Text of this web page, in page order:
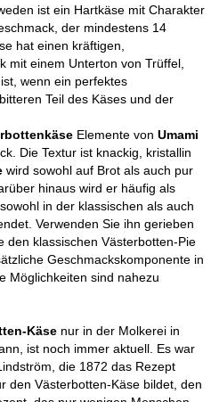
ist ein Hartkäse mit Charakter
der mindestens 14
hat einen kräftigen,
mit einem Unterton von Trüffel,
wenn ein perfektes
Teil des Käses und der
Elemente von Umami
Die Textur ist knackig, kristallin
wird sowohl auf Brot als auch pur
hinaus wird er häufig als
in der klassischen als auch
Verwenden Sie ihn gerieben
den klassischen Västerbotten-Pie
Geschmackskomponente in
Möglichkeiten sind nahezu
Käse nur in der Molkerei in
ist noch immer aktuell. Es war
die 1872 das Rezept
den Västerbotten-Käse bildet, den